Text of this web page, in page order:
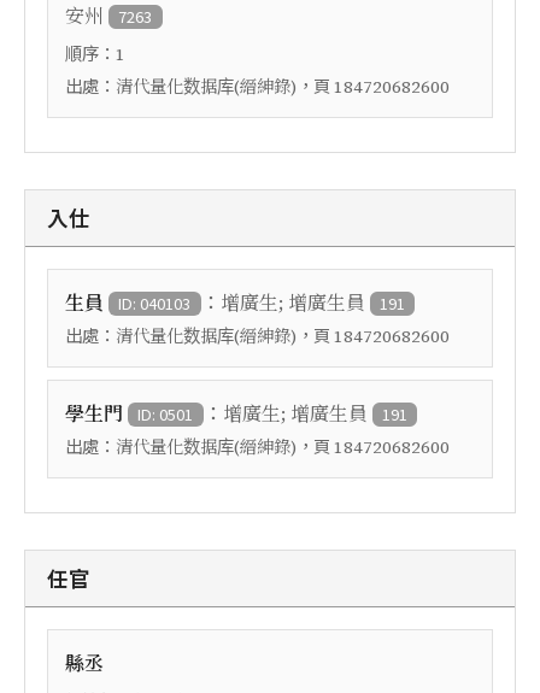
安州 7263
順序： 1
出處： 清代量化数据库(縉紳錄) ，頁 184720682600
入仕
生員 ID: 040103 ： 增廣生; 增廣生員 191
出處： 清代量化数据库(縉紳錄) ，頁 184720682600
學生門 ID: 0501 ： 增廣生; 增廣生員 191
出處： 清代量化数据库(縉紳錄) ，頁 184720682600
任官
縣丞